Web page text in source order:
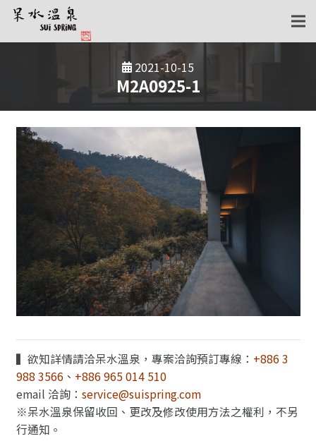
2021-10-15
M2A0925-1
▍欲知詳情請洽呆水溫泉，專案洽詢預訂專線： +886 3
988 3566、 +886 965 014 510
email 洽詢： service@suispring.com
※呆水溫泉保留收回、更改及修改使用方法之權利，不另
行通知。